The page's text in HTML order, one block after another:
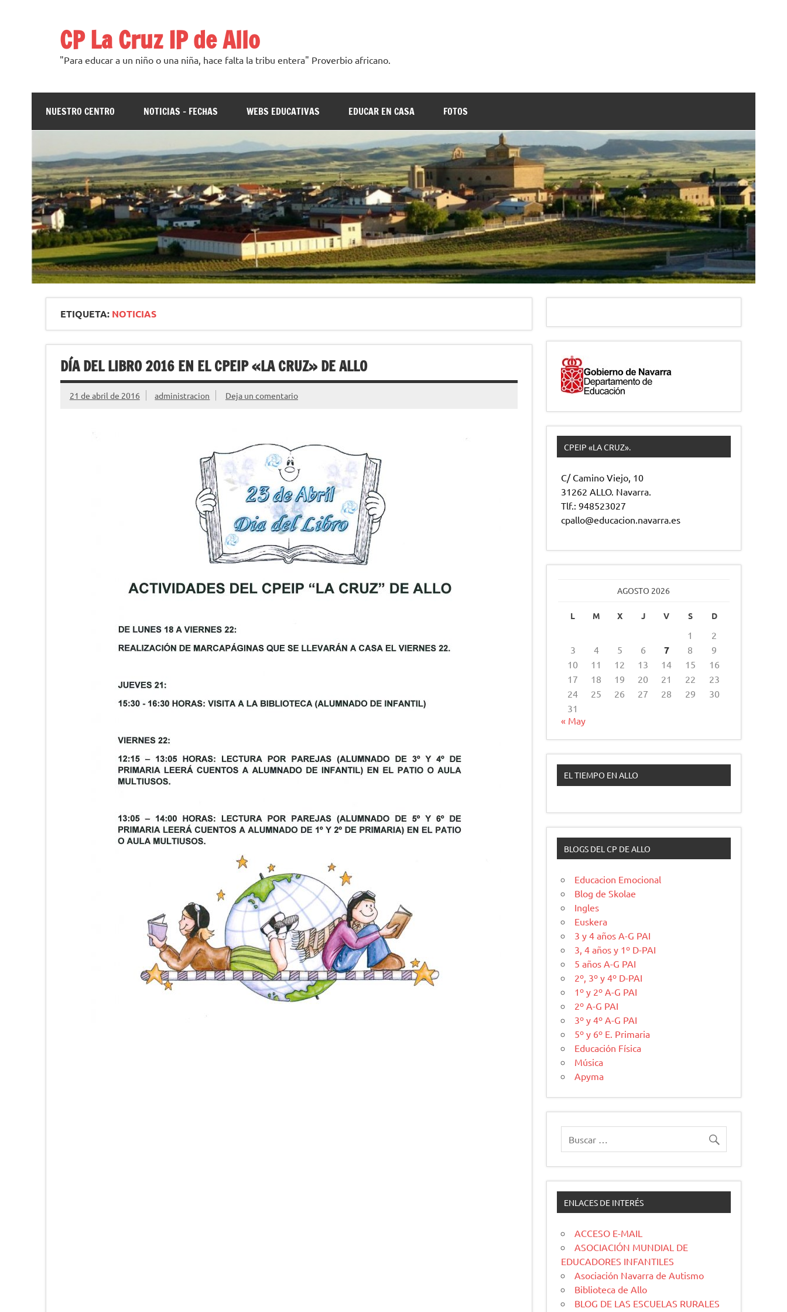
CP La Cruz IP de Allo
"Para educar a un niño o una niña, hace falta la tribu entera" Proverbio africano.
NUESTRO CENTRO NOTICIAS – FECHAS WEBS EDUCATIVAS EDUCAR EN CASA FOTOS
ETIQUETA: NOTICIAS
DÍA DEL LIBRO 2016 EN EL CPEIP «LA CRUZ» DE ALLO
21 de abril de 2016 administracion Deja un comentario
CPEIP «LA CRUZ».
C/ Camino Viejo, 10
31262 ALLO. Navarra.
Tlf.: 948523027
cpallo@educacion.navarra.es
AGOSTO 2026
L M X J V S D
1
2
3
4 5 6 7 8
9
10
11 12 13 14 15
16
17
18 19 20 21 22
23
24
25 26 27 28 29
30
31
« May
EL TIEMPO EN ALLO
BLOGS DEL CP DE ALLO
Educacion Emocional
Blog de Skolae
Ingles
Euskera
3 y 4 años A-G PAI
3, 4 años y 1º D-PAI
5 años A-G PAI
2º, 3º y 4º D-PAI
1º y 2º A-G PAI
2º A-G PAI
3º y 4º A-G PAI
5º y 6º E. Primaria
Educación Física
Música
Apyma
ENLACES DE INTERÉS
ACCESO E-MAIL
ASOCIACIÓN MUNDIAL DE
EDUCADORES INFANTILES
Asociación Navarra de Autismo
Biblioteca de Allo
BLOG DE LAS ESCUELAS RURALES